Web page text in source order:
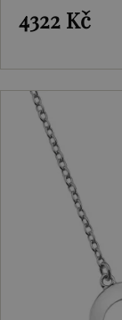
4322 Kč